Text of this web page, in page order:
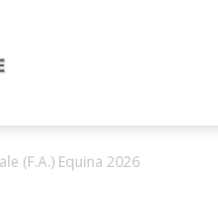
(F.A.) Equina 2026